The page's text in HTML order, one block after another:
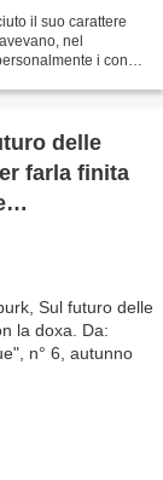
il suo carattere
nel
i conti
delle
farla finita